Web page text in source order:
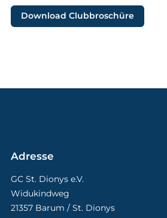
Download Clubbroschüre
Adresse
GC St. Dionys e.V.
Widukindweg
21357 Barum / St. Dionys